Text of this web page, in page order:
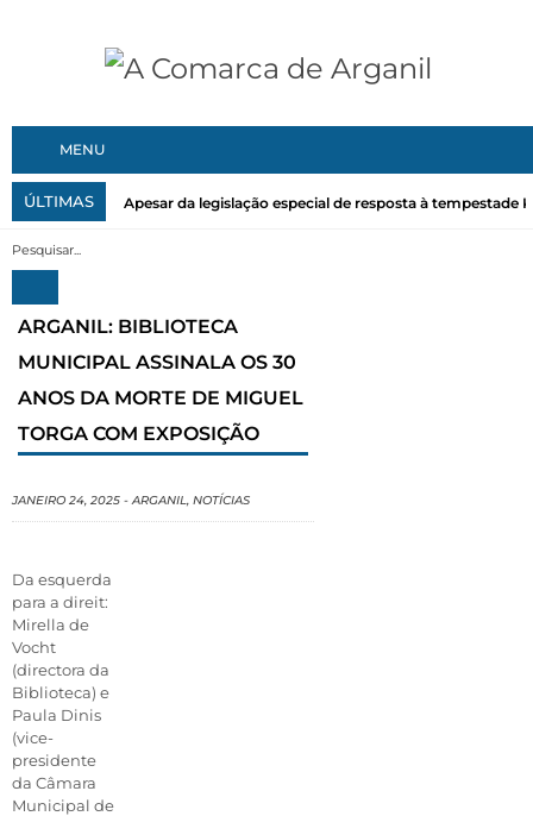
MENU
ÚLTIMAS Apesar da legislação especial de resposta à tempestade
ARGANIL: BIBLIOTECA
MUNICIPAL ASSINALA OS 30
ANOS DA MORTE DE MIGUEL
TORGA COM EXPOSIÇÃO
JANEIRO 24, 2025 -ARGANIL, NOTÍCIAS
Da esquerda
para a direit:
Mirella de
Vocht
(directora da
Biblioteca) e
Paula Dinis
(vice-
presidente
da Câmara
Municipal de